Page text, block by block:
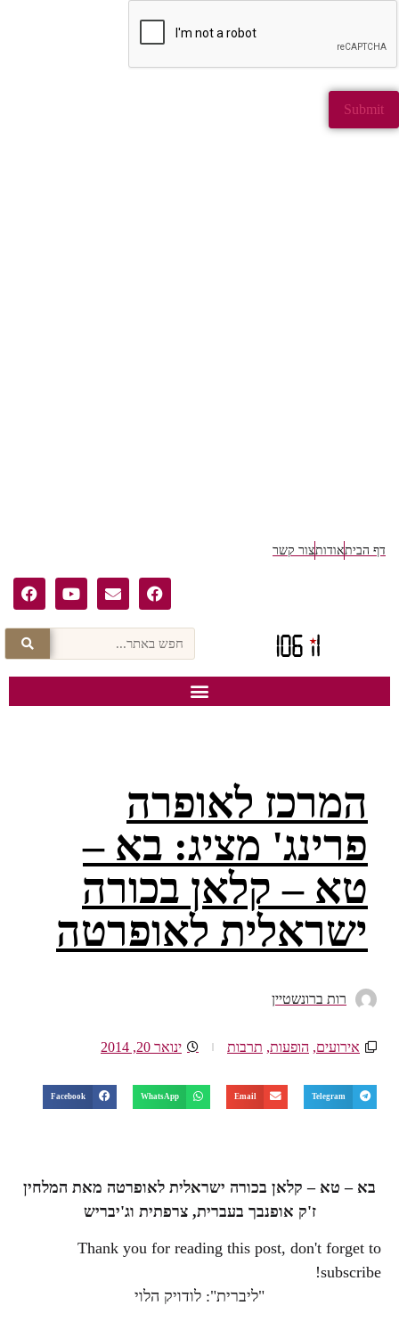
דף הביתאודותצור קשר
המרכז לאופרה
פרינג' מציג: בא –
טא – קלאן בכורה
ישראלית לאופרטה
רות ברונשטיין
אירועים, הופעות, תרבות ינואר 20, 2014
Telegram
Email
WhatsApp
Facebook
בא – טא – קלאן בכורה ישראלית לאופרטה מאת המלחין
ז'ק אופנבך בעברית, צרפתית וג'יבריש
Thank you for reading this post, don't forget to
subscribe!
"ליברית": לודויק הלוי